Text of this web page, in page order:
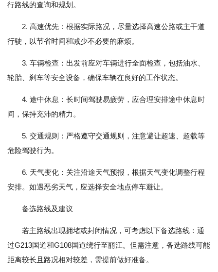
行路线的查询和规划。
2. 高速优先：根据实际路况，尽量选择高速公路或主干道
行驶，以节省时间和减少不必要的麻烦。
3. 车辆检查：出发前应对车辆进行全面检查，包括油水、
轮胎、刹车等安全设备，确保车辆在良好的工作状态。
4. 途中休息：长时间驾驶易疲劳，应合理安排途中休息时
间，保持充沛的精力。
5. 交通规则：严格遵守交通规则，注意避让超速、超载等
危险驾驶行为。
6. 天气变化：关注沿途天气预报，根据天气变化调整行程
安排。如遇恶劣天气，应选择安全地点停车避让。
备选路线及建议
若主路线出现拥堵或封闭情况，可考虑以下备选路线：通
过G213国道和G108国道绕行至丽江。但需注意，备选路线可能
距离较长且路况相对较差，需提前做好准备。